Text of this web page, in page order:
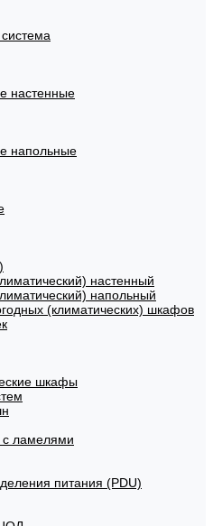
настенные
напольные
настенный
напольный
(климатических) шкафов
шкафы
ламелями
питания (PDU)